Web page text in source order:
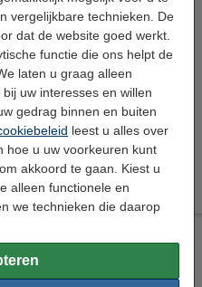
vergelijkbare technieken. De
dat de website goed werkt.
functie die ons helpt de
laten u graag alleen
uw interesses en willen
gedrag binnen en buiten
leest u alles over
hoe u uw voorkeuren kunt
akkoord te gaan. Kiest u
alleen functionele en
we technieken die daarop
en beschrijving
oplader (10W)
5 Watt